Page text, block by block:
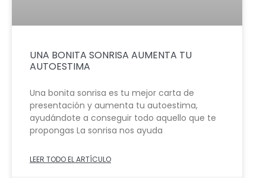
UNA BONITA SONRISA AUMENTA TU
AUTOESTIMA
Una bonita sonrisa es tu mejor carta de
presentación y aumenta tu autoestima,
ayudándote a conseguir todo aquello que te
propongas La sonrisa nos ayuda
LEER TODO EL ARTÍCULO